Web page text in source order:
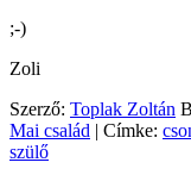
;-)
Zoli
Szerző: Toplak Zoltán
Mai család | Címke:
szülő